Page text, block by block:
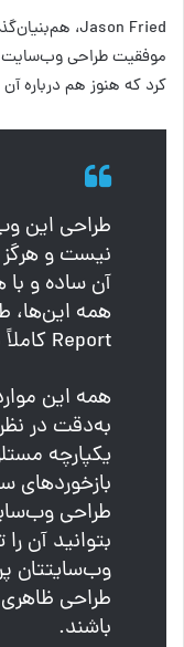
Jason Fried، هم‌بنیان‌گذار Basecamp، در سال ۲۰۰۸
کرد که هنوز هم درباره
طراحی این
نیست و هرگز
آن ساده و با
Report کاملاً منحصربه‌فرد است.
همه این
به‌دقت در
یکپارچه
بازخوردهای
طراحی
بتوانید آن
وب‌سایتتان
طراحی
باشند.